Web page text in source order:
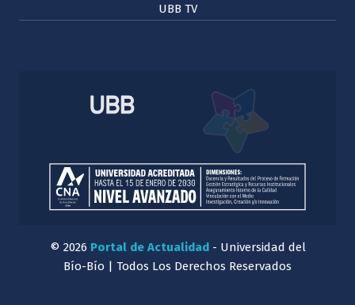
UBB TV
© 2026 Portal de Actualidad- Universidad del
Bío-Bío | Todos Los Derechos Reservados